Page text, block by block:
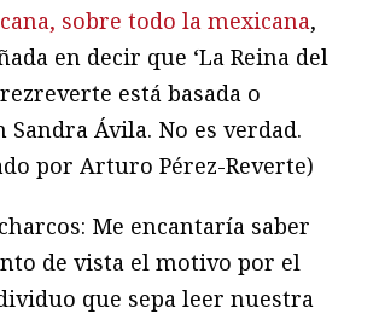
sobre todo la mexicana,
en decir que ‘La Reina del
está basada o
Ávila. No es verdad.
por Arturo Pérez-Reverte)
Me encantaría saber
de vista el motivo por el
que sepa leer nuestra